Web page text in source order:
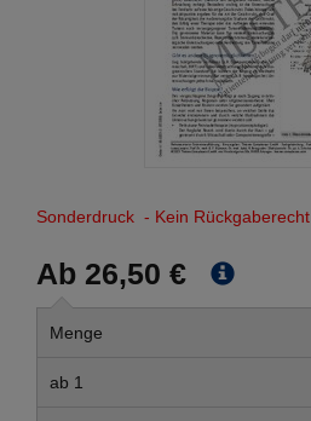
Sonderdruck - Kein Rückgaberecht
Ab 26,50 €
Menge
ab 1